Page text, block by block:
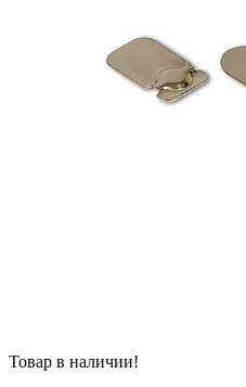
Товар в наличии!